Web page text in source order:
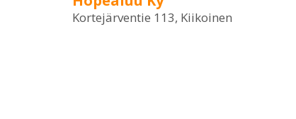
Kortejärventie 113, Kiikoinen